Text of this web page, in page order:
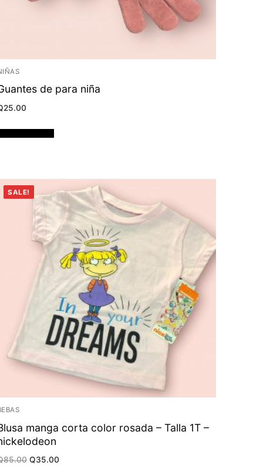
de para niña
25.00
SALE!
manga corta color rosada – Talla 1T –
85.00 Original
Q35.00Current